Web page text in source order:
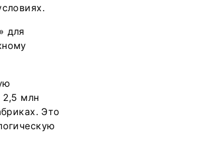
для
2,5 млн
Это